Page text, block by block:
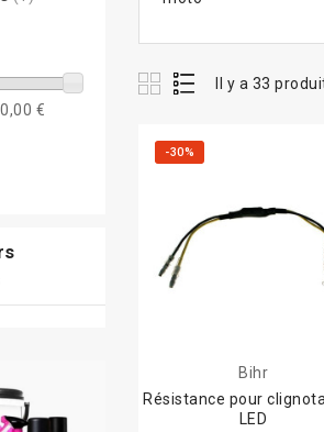
€
Il y a 33
-30%
Bihr
Résistance pour
LED